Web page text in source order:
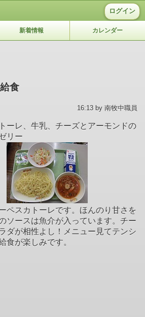
ログイン
新着情報 カレンダー
食
16:13 by 南牧中職員
ーレ、牛乳、チーズとアーモンドの
リー
ペスカトーレです。ほんのり甘さを
ソースは魚介が入っています。チー
ダが相性よし！メニュー見てテンシ
食が楽しみです。